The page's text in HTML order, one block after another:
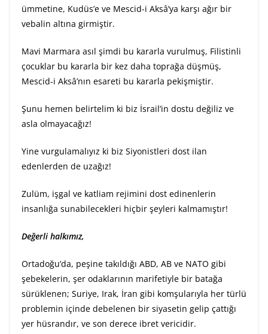
ümmetine, Kudüs’e ve Mescid-i Aksâ’ya karşı ağır bir
vebalin altına girmiştir.
Mavi Marmara asıl şimdi bu kararla vurulmuş, Filistinli
çocuklar bu kararla bir kez daha toprağa düşmüş,
Mescid-i Aksâ’nın esareti bu kararla pekişmiştir.
Şunu hemen belirtelim ki biz İsrail’in dostu değiliz ve
asla olmayacağız!
Yine vurgulamalıyız ki biz Siyonistleri dost ilan
edenlerden de uzağız!
Zulüm, işgal ve katliam rejimini dost edinenlerin
insanlığa sunabilecekleri hiçbir şeyleri kalmamıştır!
Değerli halkımız,
Ortadoğu’da, peşine takıldığı ABD, AB ve NATO gibi
şebekelerin, şer odaklarının marifetiyle bir batağa
sürüklenen; Suriye, Irak, İran gibi komşularıyla her türlü
problemin içinde debelenen bir siyasetin gelip çattığı
yer hüsrandır, ve son derece ibret vericidir.